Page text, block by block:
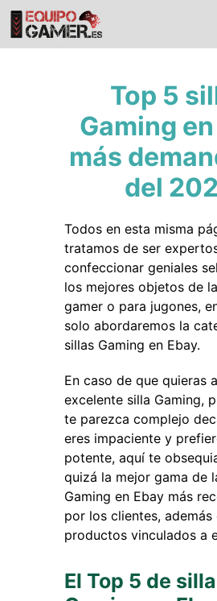
Saltar
contenido
Top 5
Gaming
más
del
Todos en esta misma
tratamos de ser
confeccionar geniales
los mejores objetos de
gamer o para jugones,
solo abordaremos la
sillas Gaming en Ebay.
En caso de que quieras
excelente silla Gaming,
te parezca complejo
eres impaciente y
potente, aquí te
quizá la mejor gama de
Gaming en Ebay más
por los clientes,
productos vinculados a
El Top 5 de